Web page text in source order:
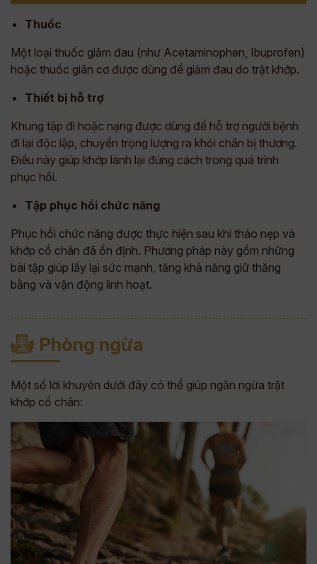
Thuốc
Một loại thuốc giảm đau (như Acetaminophen, Ibuprofen)
hoặc thuốc giãn cơ được dùng để giảm đau do trật khớp.
Thiết bị hỗ trợ
Khung tập đi hoặc nạng được dùng để hỗ trợ người bệnh
đi lại độc lập, chuyển trọng lượng ra khỏi chân bị thương.
Điều này giúp khớp lành lại đúng cách trong quá trình
phục hồi.
Tập phục hồi chức năng
Phục hồi chức năng được thực hiện sau khi tháo nẹp và
khớp cổ chân đã ổn định. Phương pháp này gồm những
bài tập giúp lấy lại sức mạnh, tăng khả năng giữ thăng
bằng và vận động linh hoạt.
Phòng ngừa
Một số lời khuyên dưới đây có thể giúp ngăn ngừa trật
khớp cổ chân: